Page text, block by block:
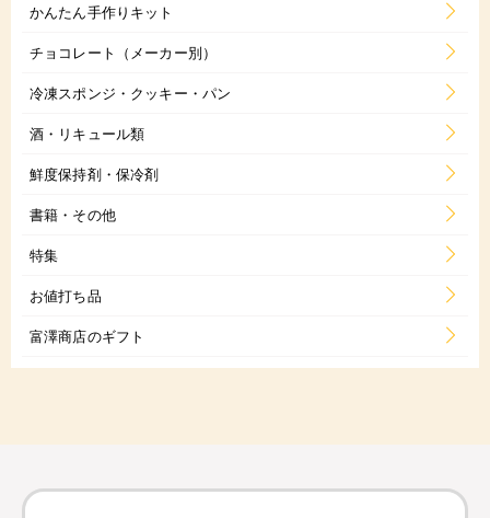
かんたん手作りキット
チョコレート（メーカー別）
冷凍スポンジ・クッキー・パン
酒・リキュール類
鮮度保持剤・保冷剤
書籍・その他
特集
お値打ち品
富澤商店のギフト